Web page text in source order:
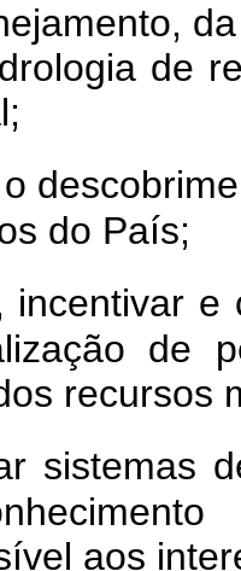
de
do País;
incentivar e
de
recursos
sistemas
aos